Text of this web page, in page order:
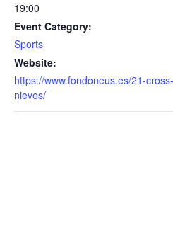
19:00
Event Category:
Sports
Website:
https://www.fondoneus.es/21-
nieves/